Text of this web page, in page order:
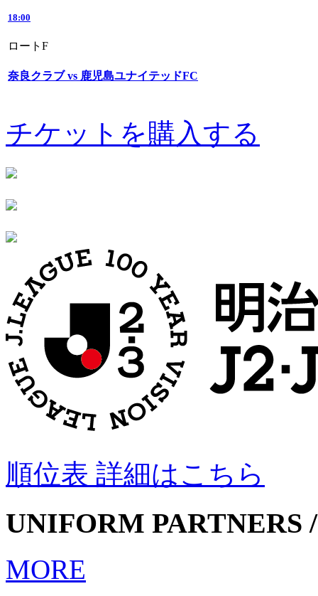
18:00
ロートF
奈良クラブ vs 鹿児島ユナイテッドFC
チケットを購入する
順位表 詳細はこちら
UNIFORM PARTNERS
MORE